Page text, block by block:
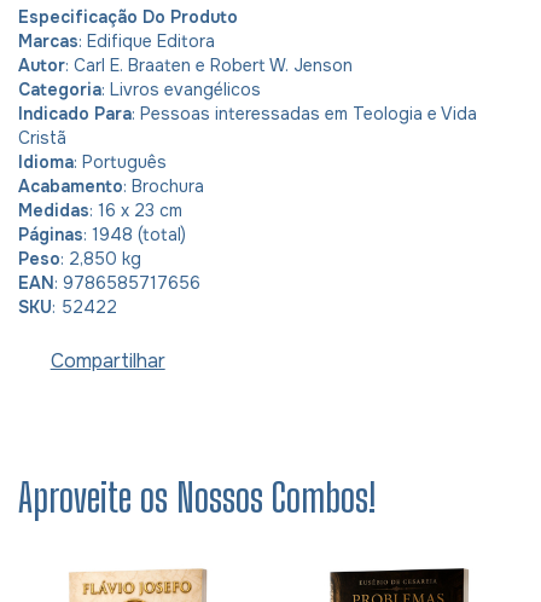
Especificação Do Produto
Marcas: Edifique Editora
Autor: Carl E. Braaten e Robert W. Jenson
Categoria: Livros evangélicos
Indicado Para: Pessoas interessadas em Teologia e Vida
Cristã
Idioma: Português
Acabamento: Brochura
Medidas: 16 x 23 cm
Páginas: 1948 (total)
Peso: 2,850 kg
EAN: 9786585717656
SKU: 52422
Compartilhar
Aproveite os Nossos Combos!